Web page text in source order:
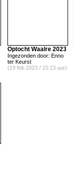
Optocht Waalre 2023
Ingezonden door: Enno
ter Keurst
(19 feb 2023 / 15:13 uur)